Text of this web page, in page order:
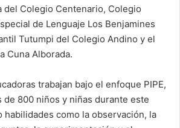
del Colegio Centenario, Colegio
de Lenguaje Los Benjamines
Tutumpi del Colegio Andino y el
Cuna Alborada.
trabajan bajo el enfoque PIPE,
de 800 niños y niñas durante este
habilidades como la observación, la